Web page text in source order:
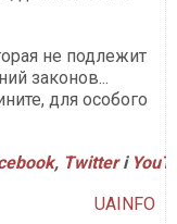
не подлежит
законов...
для особого
, Twitterі
UAINFO